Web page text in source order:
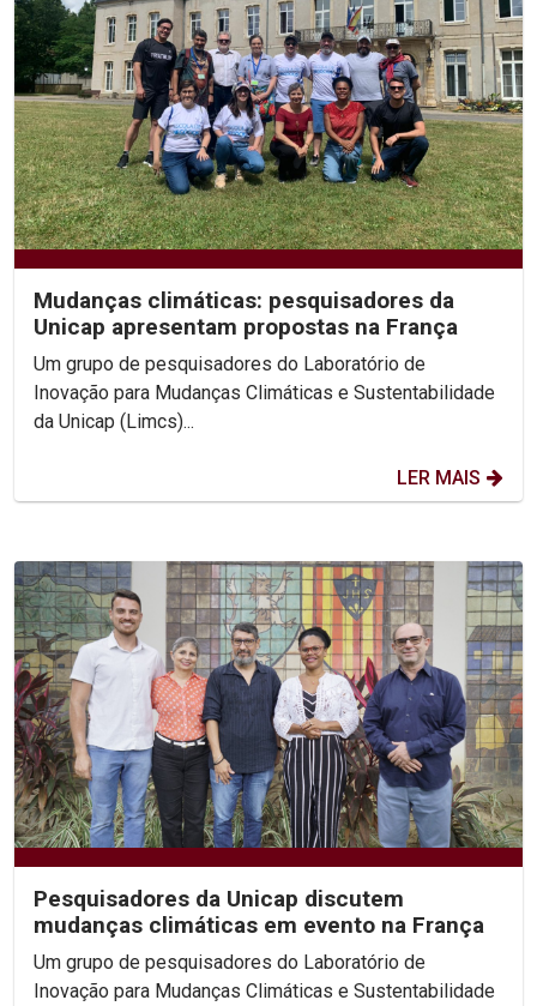
Mudanças climáticas: pesquisadores da
Unicap apresentam propostas na França
Um grupo de pesquisadores do Laboratório de
Inovação para Mudanças Climáticas e Sustentabilidade
da Unicap (Limcs)...
LER MAIS
Pesquisadores da Unicap discutem
mudanças climáticas em evento na França
Um grupo de pesquisadores do Laboratório de
Inovação para Mudanças Climáticas e Sustentabilidade